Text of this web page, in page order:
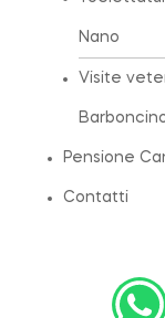
Nano
Visite
Pensione
Contatti